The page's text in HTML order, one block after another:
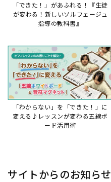
「できた！」があふれる！『生徒
が変わる！新しいソルフェージュ
指導の教科書』
「わからない」を「できた！」に
変える♪レッスンが変わる五線ボ
ード活用術
サイトからのお知らせ